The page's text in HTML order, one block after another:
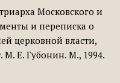
Московского и
и переписка о
церковной власти,
М. Е. Губонин. М., 1994.